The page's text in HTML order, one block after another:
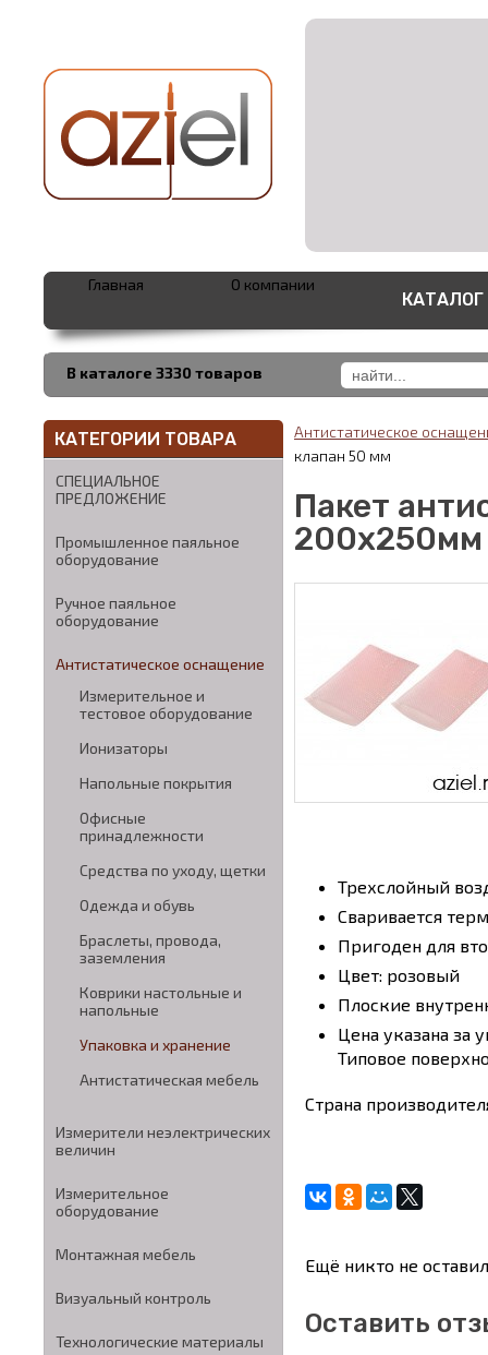
В каталоге 3330 товаров
Главная О компании
КАТАЛОГ
КАТЕГОРИИ ТОВАРА
СПЕЦИАЛЬНОЕ
ПРЕДЛОЖЕНИЕ
Промышленное паяльное
оборудование
Ручное паяльное
оборудование
Антистатическое оснащение
Измерительное и
тестовое оборудование
Ионизаторы
Напольные покрытия
Офисные
принадлежности
Средства по уходу, щетки
Одежда и обувь
Браслеты, провода,
заземления
Коврики настольные и
напольные
Упаковка и хранение
Антистатическая мебель
Измерители неэлектрических
величин
Измерительное
оборудование
Монтажная мебель
Визуальный контроль
Технологические материалы
Антистатическое
клапан 50 мм
Пакет
200x250мм
Трехслойный
Сваривается
Пригоден для
Цвет: розовый
Плоские
Цена указана за
Типовое
Страна
Ещё никто не
Оставить